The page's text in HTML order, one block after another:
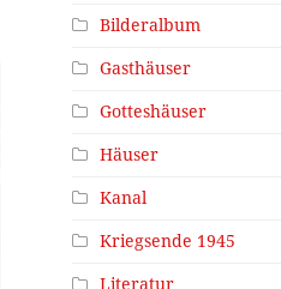
Bilderalbum
Gasthäuser
Gotteshäuser
Häuser
Kanal
Kriegsende 1945
Literatur